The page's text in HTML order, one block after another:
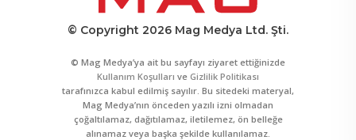
© Copyright 2026 Mag Medya Ltd. Şti.
© Mag Medya’ya ait bu sayfayı ziyaret ettiğinizde
Kullanım Koşulları ve Gizlilik Politikası
tarafınızca kabul edilmiş sayılır. Bu sitedeki materyal,
Mag Medya’nın önceden yazılı izni olmadan
çoğaltılamaz, dağıtılamaz, iletilemez, ön belleğe
alınamaz veya başka şekilde kullanılamaz.